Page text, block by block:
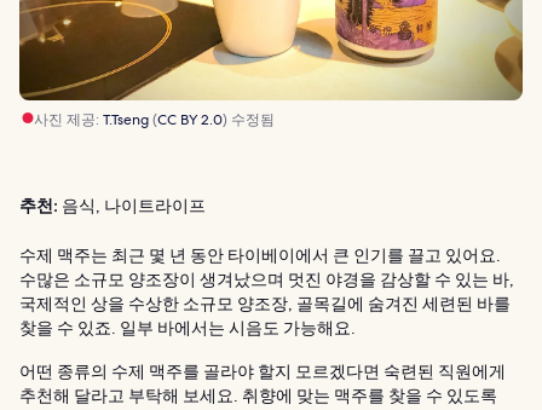
사진 제공: T.Tseng(CC BY 2.0) 수정됨
추천: 음식, 나이트라이프
수제 맥주는 최근 몇 년 동안 타이베이에서 큰 인기를 끌고 있어요.
수많은 소규모 양조장이 생겨났으며 멋진 야경을 감상할 수 있는 바,
국제적인 상을 수상한 소규모 양조장, 골목길에 숨겨진 세련된 바를
찾을 수 있죠. 일부 바에서는 시음도 가능해요.
어떤 종류의 수제 맥주를 골라야 할지 모르겠다면 숙련된 직원에게
추천해 달라고 부탁해 보세요. 취향에 맞는 맥주를 찾을 수 있도록